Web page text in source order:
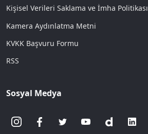
Kişisel Verileri Saklama ve İmha Politikası
Kamera Aydınlatma Metni
KVKK Başvuru Formu
RSS
Sosyal Medya